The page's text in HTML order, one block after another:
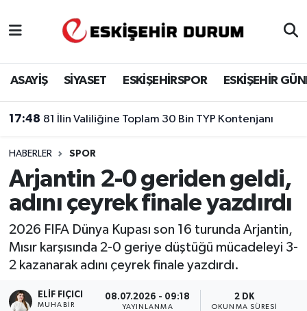
ASAYİŞ SİYASET ESKİŞEHİRSPOR ESKİŞEHİR
17:48 81 İlin Valiliğine Toplam 30 Bin TYP Kontenjanı
HABERLER SPOR
Arjantin 2-0 geriden geldi,
adını çeyrek finale yazdırdı
2026 FIFA Dünya Kupası son 16 turunda Arjantin,
Mısır karşısında 2-0 geriye düştüğü mücadeleyi 3-
2 kazanarak adını çeyrek finale yazdırdı.
ELIF FIÇICI
MUHABIR
08.07.2026 - 09:18
YAYINLANMA
2 DK
OKUNMA SÜRESI
Eskişehir Hava Durumu
Eskişehir Namaz Vakitleri
Eskişehir Trafik Yoğunluk Haritası
Süper Lig Puan Durumu ve Fikstür
Tüm Manşetler
Son Dakika Haberleri
Haber Arşivi